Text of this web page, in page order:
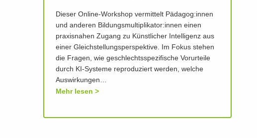
Dieser Online-Workshop vermittelt Pädagog:innen
und anderen Bildungsmultiplikator:innen einen
praxisnahen Zugang zu Künstlicher Intelligenz aus
einer Gleichstellungsperspektive. Im Fokus stehen
die Fragen, wie geschlechtsspezifische Vorurteile
durch KI-Systeme reproduziert werden, welche
Auswirkungen…
Mehr lesen